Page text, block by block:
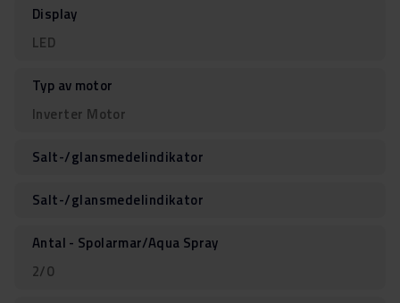
Display
LED
Typ av motor
Inverter Motor
Salt-/glansmedelindikator
Salt-/glansmedelindikator
Antal - Spolarmar/Aqua Spray
2/0